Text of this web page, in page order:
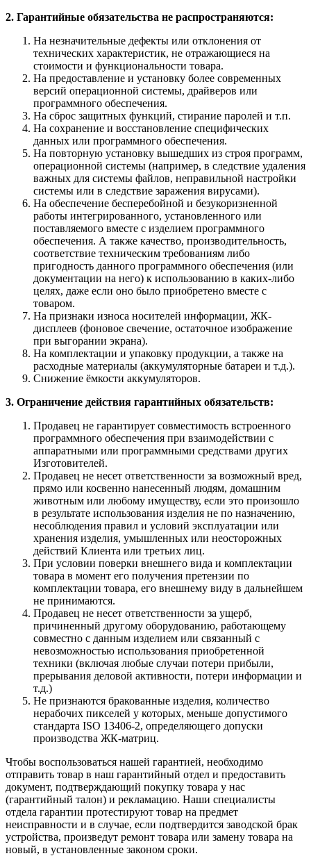
2. Гарантийные обязательства не распространяются:
На незначительные дефекты или отклонения от
технических характеристик, не отражающиеся на
стоимости и функциональности товара.
На предоставление и установку более современных
версий операционной системы, драйверов или
программного обеспечения.
На сброс защитных функций, стирание паролей и т.п.
На сохранение и восстановление специфических
данных или программного обеспечения.
На повторную установку вышедших из строя программ,
операционной системы (например, в следствие удаления
важных для системы файлов, неправильной настройки
системы или в следствие заражения вирусами).
На обеспечение бесперебойной и безукоризненной
работы интегрированного, установленного или
поставляемого вместе с изделием программного
обеспечения. А также качество, производительность,
соответствие техническим требованиям либо
пригодность данного программного обеспечения (или
документации на него) к использованию в каких-либо
целях, даже если оно было приобретено вместе с
товаром.
На признаки износа носителей информации, ЖК-
дисплеев (фоновое свечение, остаточное изображение
при выгорании экрана).
На комплектации и упаковку продукции, а также на
расходные материалы (аккумуляторные батареи и т.д.).
Снижение ёмкости аккумуляторов.
3. Ограничение действия гарантийных обязательств:
Продавец не гарантирует совместимость встроенного
программного обеспечения при взаимодействии с
аппаратными или программными средствами других
Изготовителей.
Продавец не несет ответственности за возможный вред,
прямо или косвенно нанесенный людям, домашним
животным или любому имуществу, если это произошло
в результате использования изделия не по назначению,
несоблюдения правил и условий эксплуатации или
хранения изделия, умышленных или неосторожных
действий Клиента или третьих лиц.
При условии поверки внешнего вида и комплектации
товара в момент его получения претензии по
комплектации товара, его внешнему виду в дальнейшем
не принимаются.
Продавец не несет ответственности за ущерб,
причиненный другому оборудованию, работающему
совместно с данным изделием или связанный с
невозможностью использования приобретенной
техники (включая любые случаи потери прибыли,
прерывания деловой активности, потери информации и
т.д.)
Не признаются бракованные изделия, количество
нерабочих пикселей у которых, меньше допустимого
стандарта ISO 13406-2, определяющего допуски
производства ЖК-матриц.
Чтобы воспользоваться нашей гарантией, необходимо
отправить товар в наш гарантийный отдел и предоставить
документ, подтверждающий покупку товара у нас
(гарантийный талон) и рекламацию. Наши специалисты
отдела гарантии протестируют товар на предмет
неисправности и в случае, если подтвердится заводской брак
устройства, произведут ремонт товара или замену товара на
новый, в установленные законом сроки.